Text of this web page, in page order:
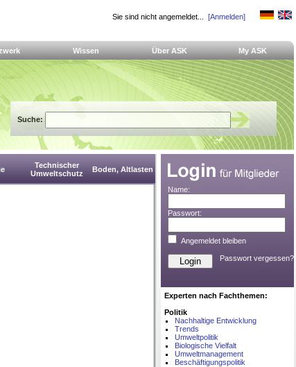
Sie sind nicht angemeldet... [Anmelden]
Wissen Über ASK My ASK
Suche:
Technischer
Umweltschutz
Boden, Altlasten
Name:
Passwort:
Angemeldet bleiben
Passwort vergessen?
Experten nach Fachthemen:
Politik
Nachhaltige Entwicklung
Trends
Umweltpolitik
Biologische Vielfalt
Umweltmanagement
Beschäftigungspolitik